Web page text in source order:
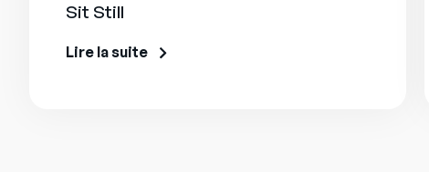
Sit Still
Lire la suite